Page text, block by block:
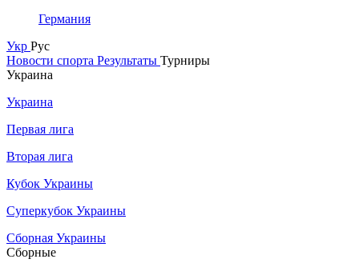
Германия
Укр Рус
Новости спорта Результаты Турниры
Украина
Украина
Первая лига
Вторая лига
Кубок Украины
Суперкубок Украины
Сборная Украины
Сборные